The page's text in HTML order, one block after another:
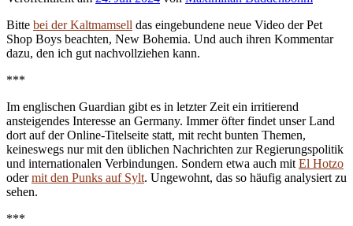
Bitte bei der Kaltmamsell das eingebundene neue Video der Pet
Shop Boys beachten, New Bohemia. Und auch ihren Kommentar
dazu, den ich gut nachvollziehen kann.
***
Im englischen Guardian gibt es in letzter Zeit ein irritierend
ansteigendes Interesse an Germany. Immer öfter findet unser Land
dort auf der Online-Titelseite statt, mit recht bunten Themen,
keineswegs nur mit den üblichen Nachrichten zur Regierungspolitik
und internationalen Verbindungen. Sondern etwa auch mit El Hotzo
odermit den Punks auf Sylt. Ungewohnt, das so häufig analysiert zu
sehen.
***